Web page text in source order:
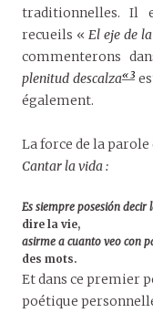
traditionnelles. Il
recueils « El eje de
commenterons
plenitud descalza« 3
également.
La force de la parole
Cantar la vida :
Es siempre posesión
dire la vie,
asirme a cuanto veo
des mots.
Et dans ce premier
poétique